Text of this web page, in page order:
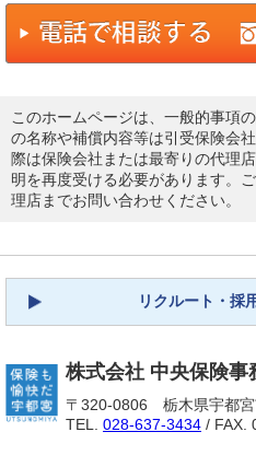
このホームページは、一般的事項
の名称や補償内容等は引受保険会
際は保険会社または最寄りの代理
明を再度受ける必要があります。
理店までお問い合わせください。
リクルート・採
株式会社 中央保険事
〒320-0806 栃木県宇都
TEL. 028-637-3434 / FAX.